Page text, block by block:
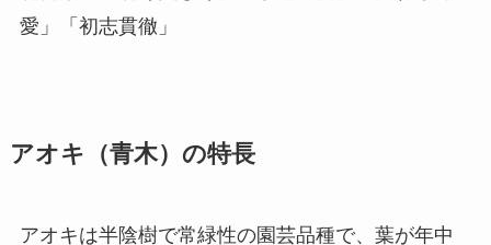
愛」「初志貫徹」
アオキ（青木）の特長
アオキは半陰樹で常緑性の園芸品種で、葉が年中